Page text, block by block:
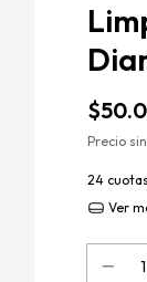
Precio
24
Ver